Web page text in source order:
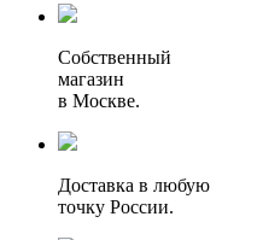
Собственный
магазин
в Москве.
Доставка в любую
точку России.